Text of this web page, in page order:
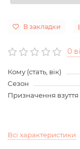
В закладки
0
Кому (стать, вік)
Сезон
Призначення взуття
Всі характеристики